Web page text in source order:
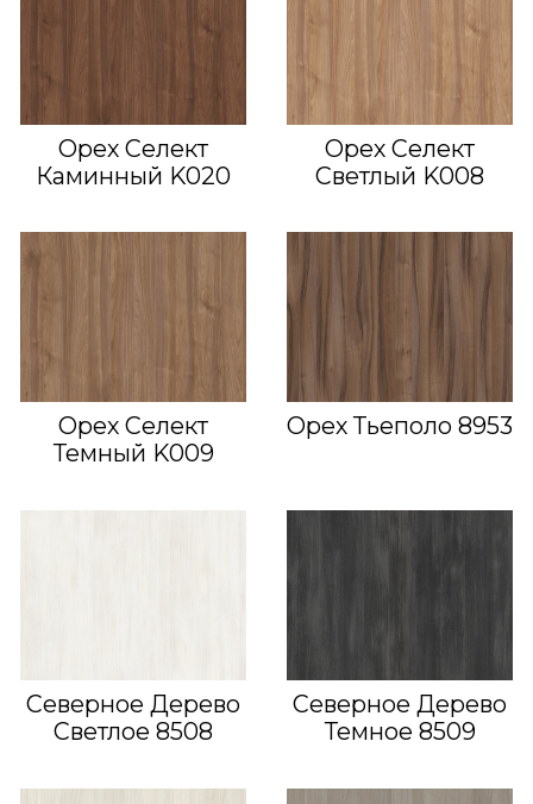
Орех Селект
Каминный K020
Орех Селект
Светлый K008
Орех Селект
Темный K009
Орех Тьеполо 8953
Северное Дерево
Светлое 8508
Северное Дерево
Темное 8509